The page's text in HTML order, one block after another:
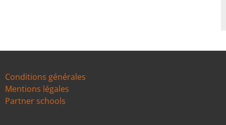
Conditions générales
Mentions légales
Partner schools